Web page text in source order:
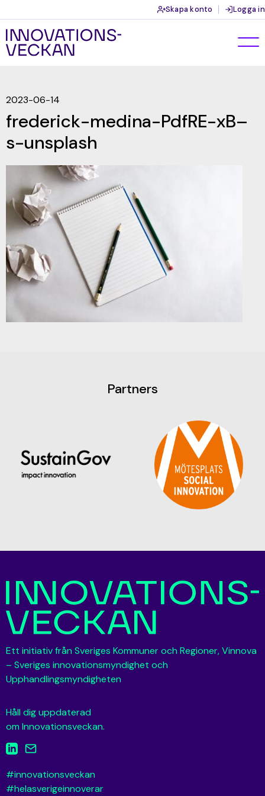
Skapa konto Logga in
2023-06-14
frederick-medina-PdfRE-xB–
s-unsplash
Partners
Ett initiativ från Sveriges Kommuner och Regioner, Vinnova
– Sveriges innovationsmyndighet och
Upphandlingsmyndigheten
Håll dig uppdaterad
om Innovationsveckan.
#innovationsveckan
#helasverigeinnoverar